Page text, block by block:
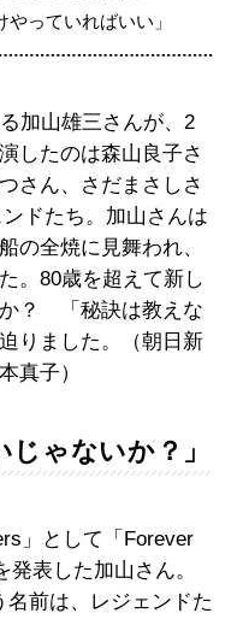
やっていればいい」
加山雄三さんが、2
したのは森山良子さ
さん、さだまさしさ
ドたち。加山さんは
の全焼に見舞われ、
。80歳を超えて新し
？ 「秘訣は教えな
りました。（朝日新
真子）
じゃないか？」
」として「Forever
表した加山さん。
名前は、レジェンドた